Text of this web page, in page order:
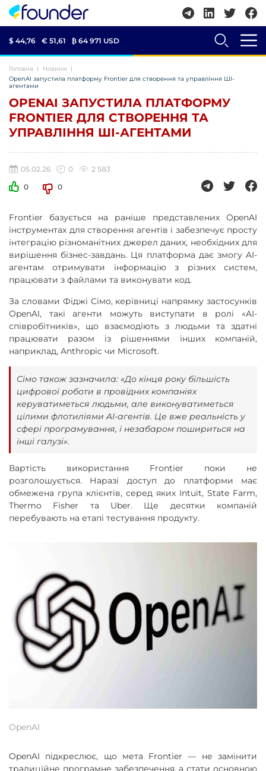
$ 44,76 € 51,61 ₿ 64 971 USD
Головна
Новини
OpenAI запустила платформу Frontier для створення та управління ШІ-
агентами
OPENAI ЗАПУСТИЛА ПЛАТФОРМУ
FRONTIER ДЛЯ СТВОРЕННЯ ТА
УПРАВЛІННЯ ШІ-АГЕНТАМИ
05.02.26 0
2 583
0
0
Frontier базується на раніше представлених OpenAI
інструментах для створення агентів і забезпечує просту
інтеграцію різноманітних джерел даних, необхідних для
вирішення бізнес-завдань. Ця платформа дає змогу AI-
агентам отримувати інформацію з різних систем,
працювати з файлами та виконувати код.
За словами Фіджі Сімо, керівниці напрямку застосунків
OpenAI, такі агенти можуть виступати в ролі «AI-
співробітників», що взаємодіють з людьми та здатні
працювати разом із рішеннями інших компаній,
наприклад, Anthropic чи Microsoft.
Сімо також зазначила: «До кінця року більшість
цифрової роботи в провідних компаніях
керуватиметься людьми, але виконуватиметься
цілими флотиліями AI-агентів. Це вже реальність у
сфері програмування, і незабаром пошириться на
інші галузі».
Вартість використання Frontier поки не
розголошується. Наразі доступ до платформи має
обмежена група клієнтів, серед яких Intuit, State Farm,
Thermo Fisher та Uber. Ще десятки компаній
перебувають на етапі тестування продукту.
OpenAI
OpenAI підкреслює, що мета Frontier — не замінити